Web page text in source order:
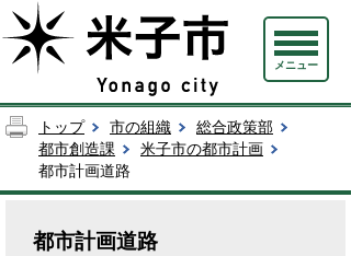
メニュー
トップ 市の組織
総合政策部
都市創造課
米子市の都市計画
都市計画道路
都市計画道路